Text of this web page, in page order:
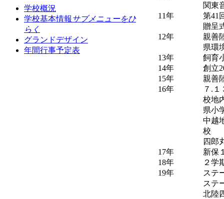
学校概況
学校基本情報 サブメニューをひ
らく
グランドデザイン
年間行事予定表
関東
11年
第41
贈呈
12年
親善
県環
13年
飼育
14年
創立
15年
親善
16年
７.
校地
県小
中越
校
四郎
17年
新保
18年
２学
19年
ステ
ステ
北陸